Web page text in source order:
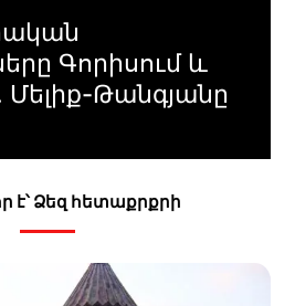
Գորիսում և
Մելիք-Թանգյանը
է՝ Ձեզ հետաքրքրի